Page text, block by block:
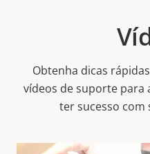
Obtenha dicas
vídeos de suporte para
ter sucesso com